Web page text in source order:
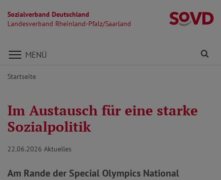
Sozialverband Deutschland
Landesverband Rheinland-Pfalz/Saarland
Direkt zu den Inhalten springen
MENÜ
Startseite
Im Austausch für eine starke
Sozialpolitik
22.06.2026 Aktuelles
Am Rande der Special Olympics National